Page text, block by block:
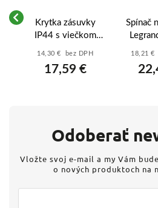
Krytka zásuvky
IP44 s viečkom
Legrand Valena
Čierna matná
14,30 € bez DPH
17,59 €
Spínač
Life
18,21 €
Odoberať
Vložte svoj e-mail a my Vám
o nových produktoch na